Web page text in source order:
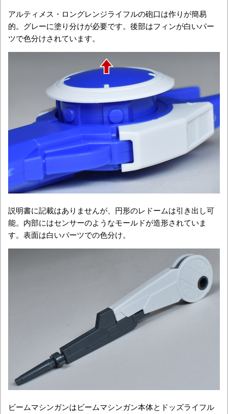
アルティメス・ロングレンジライフルの砲口は作りが簡易
的。グレーに塗り分けが必要です。後部はフィンが白いパー
ツで色分けされています。
説明書に記載はありませんが、円形のレドームは引き出し可
能。内部にはセンサーのようなモールドが造形されていま
す。表面は白いパーツでの色分け。
ビームマシンガンはビームマシンガン本体とドッズライフル